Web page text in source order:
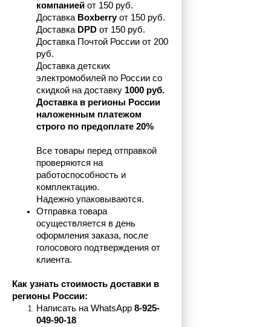
компанией от 150 руб.
Доставка Boxberry от 150 руб.
Доставка DPD от 150 руб.
Доставка Почтой России от 200
руб.
Доставка детских
электромобилей по России со
скидкой на доставку 1000 руб.
Доставка в регионы России
наложенным платежом
строго по предоплате 20%
Все товары перед отправкой
проверяются на
работоспособность и
комплектацию.
Надежно упаковываются.
Отправка товара
осуществляется в день
оформления заказа, после
голосового подтверждения от
клиента.
Как узнать стоимость доставки в
регионы России:
Написать на WhatsApp 8-925-
049-90-18